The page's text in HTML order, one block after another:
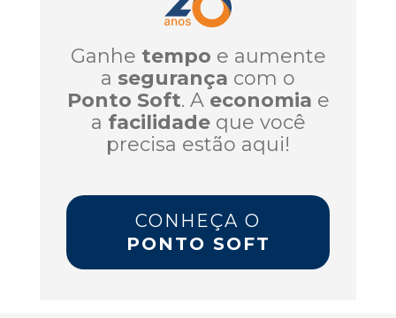
Ganhe tempo e aumente
a segurança com o
Ponto Soft. A economia e
a facilidadeque você
precisa estão aqui!
CONHEÇA O
PONTO SOFT